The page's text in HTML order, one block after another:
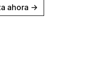
ahora →